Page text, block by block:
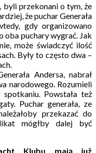
byli przekonani o tym, że
że puchar Generała
gdy organizowano
oba puchary wygrać. Jak
może świadczyć ilość
Były to często dwa –
Andersa, nabrał
narodowego. Rozumieli
Powstała też
Puchar generała, ze
przekazać do
mógłby dalej być
Klubu mają już